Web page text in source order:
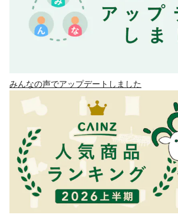
みんなの声でアップデートしました